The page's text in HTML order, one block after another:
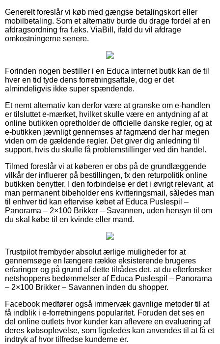
Generelt foreslår vi køb med gængse betalingskort eller
mobilbetaling. Som et alternativ burde du drage fordel af en
afdragsordning fra f.eks. ViaBill, ifald du vil afdrage
omkostningerne senere.
Forinden nogen bestiller i en Educa internet butik kan de til
hver en tid tyde dens forretningsaftale, dog er det
almindeligvis ikke super spændende.
Et nemt alternativ kan derfor være at granske om e-handlen
er tilsluttet e-mærket, hvilket skulle være en antydning af at
online butikken opretholder de officielle danske regler, og at
e-butikken jævnligt gennemses af fagmænd der har megen
viden om de gældende regler. Det giver dig anledning til
support, hvis du skulle få problemstillinger ved din handel.
Tilmed foreslår vi at køberen er obs på de grundlæggende
vilkår der influerer på bestillingen, fx den returpolitik online
butikken benytter. I den forbindelse er det i øvrigt relevant, at
man permanent bibeholder ens kvitteringsmail, således man
til enhver tid kan eftervise købet af Educa Puslespil –
Panorama – 2×100 Brikker – Savannen, uden hensyn til om
du skal købe til en kvinde eller mand.
Trustpilot frembyder absolut ærlige muligheder for at
gennemsøge en længere række eksisterende brugeres
erfaringer og på grund af dette tilrådes det, at du efterforsker
netshoppens bedømmelser af Educa Puslespil – Panorama
– 2×100 Brikker – Savannen inden du shopper.
Facebook medfører også immervæk gavnlige metoder til at
få indblik i e-forretningens popularitet. Foruden det ses en
del online outlets hvor kunder kan aflevere en evaluering af
deres købsoplevelse, som ligeledes kan anvendes til at få et
indtryk af hvor tilfredse kunderne er.